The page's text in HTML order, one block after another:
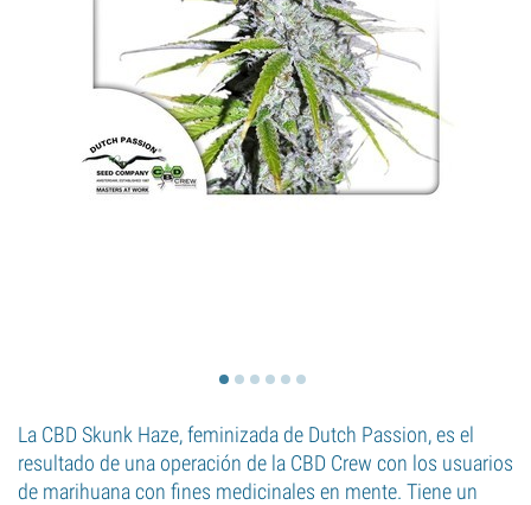
La CBD Skunk Haze, feminizada de Dutch Passion, es el
resultado de una operación de la CBD Crew con los usuarios
de marihuana con fines medicinales en mente. Tiene un